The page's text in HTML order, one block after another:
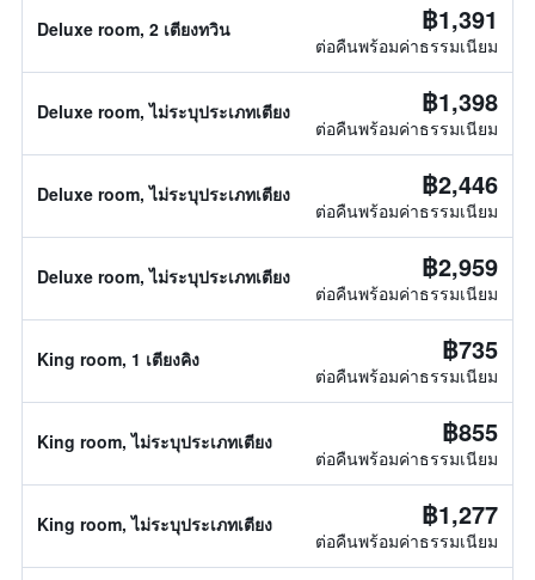
Deluxe room, 2 เตียงทวิน ฿1,391
ต่อคืนพร้อมค่าธรรมเนียม
Deluxe room, ไม่ระบุประเภทเตียง ฿1,398
ต่อคืนพร้อมค่าธรรมเนียม
Deluxe room, ไม่ระบุประเภทเตียง ฿2,446
ต่อคืนพร้อมค่าธรรมเนียม
Deluxe room, ไม่ระบุประเภทเตียง ฿2,959
ต่อคืนพร้อมค่าธรรมเนียม
King room, 1 เตียงคิง ฿735
ต่อคืนพร้อมค่าธรรมเนียม
King room, ไม่ระบุประเภทเตียง ฿855
ต่อคืนพร้อมค่าธรรมเนียม
King room, ไม่ระบุประเภทเตียง ฿1,277
ต่อคืนพร้อมค่าธรรมเนียม